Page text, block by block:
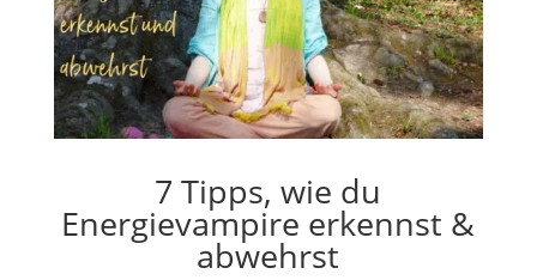
7 Tipps, wie du
Energievampire erkennst &
abwehrst